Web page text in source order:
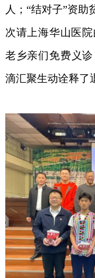
人；“结对子”资助
次请上海华山医
老乡亲们免费义
滴汇聚生动诠释了